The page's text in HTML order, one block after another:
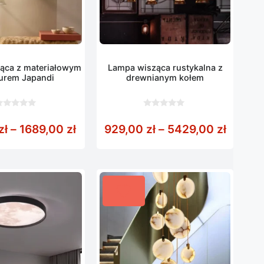
z materiałowym
Japandi
– 1689,00 złZakres cen: od 789,00 zł do
Lampa wisząca rustykalna z
drewnianym kołem
5
929,00 zł – 5429,00 zł